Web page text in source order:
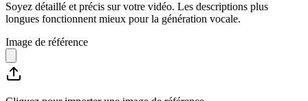
Soyez détaillé et précis sur votre vidéo. Les descriptions plus
longues fonctionnent mieux pour la génération vocale.
Image de référence